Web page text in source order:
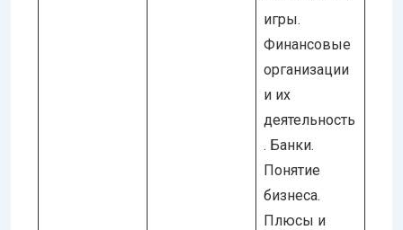
игры.
Финансовые
организации
и их
деятельность
. Банки.
Понятие
бизнеса.
Плюсы и